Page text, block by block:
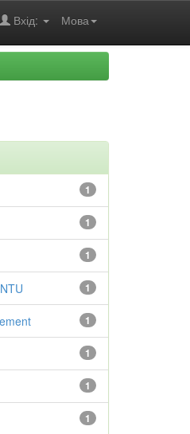
Мова
Вхід:
1
1
1
1
1
1
1
1